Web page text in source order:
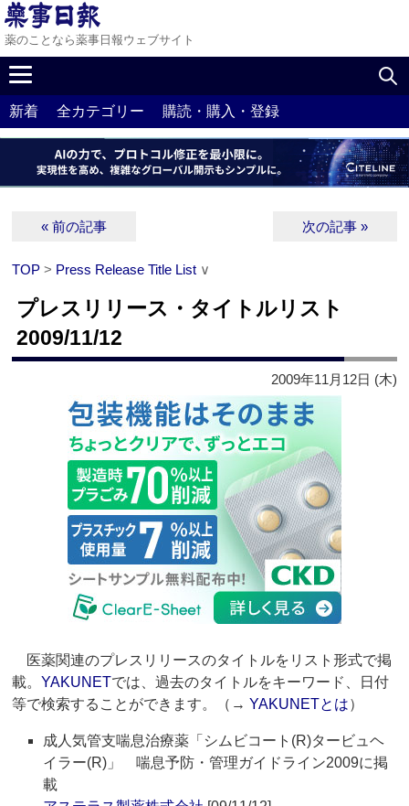
薬のことなら薬事日報ウェブサイト
新着 全カテゴリー 購読・購入・登録
« 前の記事 次の記事 »
TOP > Press Release Title List ∨
プレスリリース・タイトルリスト
2009/11/12
2009年11月12日 (木)
医薬関連のプレスリリースのタイトルをリスト形式で掲
載。YAKUNETでは、過去のタイトルをキーワード、日付
等で検索することができます。（→YAKUNETとは）
成人気管支喘息治療薬「シムビコート(R)タービュヘ
イラー(R)」 喘息予防・管理ガイドライン2009に掲
載